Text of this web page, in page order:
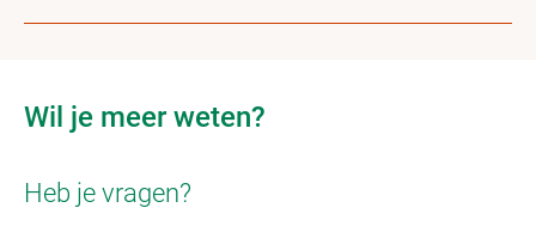
Wil je meer weten?
Heb je vragen?